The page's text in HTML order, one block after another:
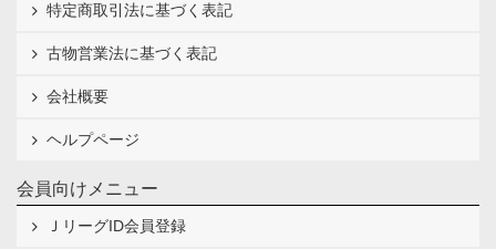
特定商取引法に基づく表記
古物営業法に基づく表記
会社概要
ヘルプページ
会員向けメニュー
ＪリーグID会員登録